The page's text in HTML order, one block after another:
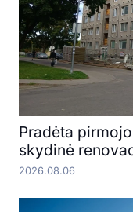
Pradėta
skydinė
2026.08.06